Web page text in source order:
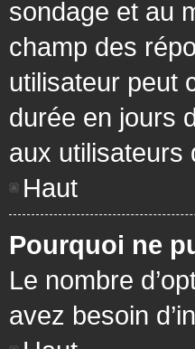
sondage et au
champ des
utilisateur peut
durée en jours
aux utilisateurs
Haut
Pourquoi ne
Le nombre
avez besoin